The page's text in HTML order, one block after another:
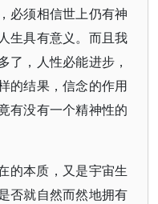
必须相信世上仍有神
生具有意义。而且我
了，人性必能进步，
的结果，信念的作用
有没有一个精神性的
的本质，又是宇宙生
否就自然而然地拥有